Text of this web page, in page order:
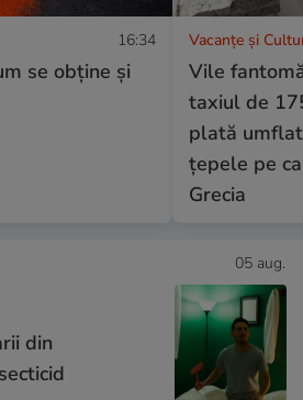
16:34
se obţine şi
Vacanțe și
Vile
taxiul de
plată
țepele pe
Grecia
05 aug.
din